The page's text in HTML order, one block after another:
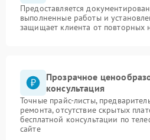
Предоставляется
выполненные работы и
защищает клиента от повторных
Прозрачное
консультация
Точные прайс-листы,
ремонта, отсутствие скрытых
бесплатной консультации по
сайте